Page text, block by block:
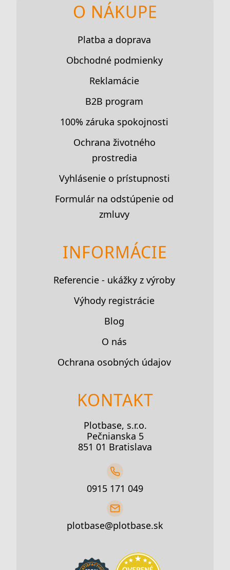
O NÁKUPE
Platba a doprava
Obchodné podmienky
Reklamácie
B2B program
100% záruka spokojnosti
Ochrana životného
prostredia
Vyhlásenie o prístupnosti
Formulár na odstúpenie od
zmluvy
INFORMÁCIE
Referencie - ukážky z výroby
Výhody registrácie
Blog
O nás
Ochrana osobných údajov
KONTAKT
Plotbase, s.r.o.
Pečnianska 5
851 01 Bratislava
0915 171 049
plotbase@plotbase.sk